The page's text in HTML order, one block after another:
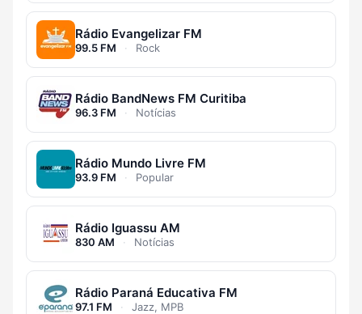
Rádio Evangelizar FM
99.5 FM · Rock
Rádio BandNews FM Curitiba
96.3 FM · Notícias
Rádio Mundo Livre FM
93.9 FM · Popular
Rádio Iguassu AM
830 AM · Notícias
Rádio Paraná Educativa FM
97.1 FM · Jazz, MPB